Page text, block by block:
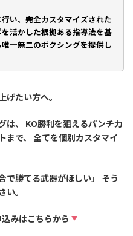
い、完全カスタマイズされた
活かした根拠ある指導法を基
一無二のボクシングを提供し
たい方へ。
は、 KO勝利を狙えるパンチ力
まで、 全てを個別カスタマイ
で勝てる武器がほしい」 そう
。
みはこちらから